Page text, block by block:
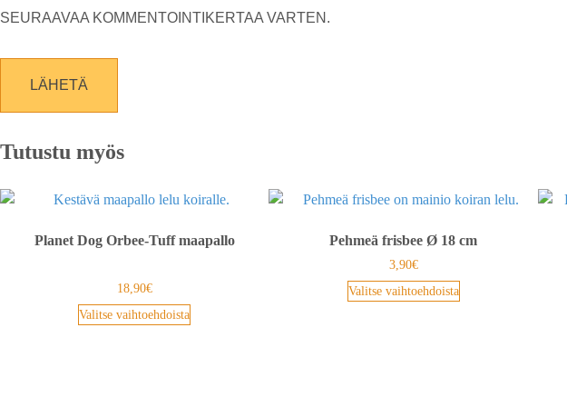
SEURAAVAA KOMMENTOINTIKERTAA VARTEN.
Tutustu myös
Planet Dog Orbee-Tuff maapallo
tuotteesta:
/ 5
18,90€
Valitse vaihtoehdoista
Pehmeä frisbee Ø 18 cm
3,90€
Valitse vaihtoehdoista